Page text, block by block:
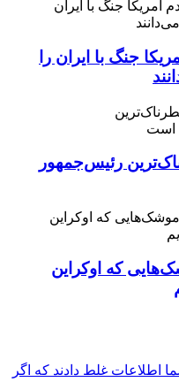
جنگ با ایران را
رئیس‌جمهور
که اوکراین
اطلاعات غلط دادند که اگر